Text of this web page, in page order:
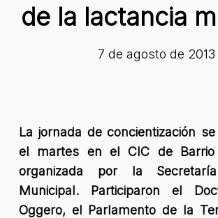
de la lactancia
7 de agosto de 2013
La jornada de concientización
el martes en el CIC de
organizada por la
Municipal. Participaron el
Oggero, el Parlamento de la